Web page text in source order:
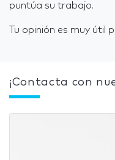
puntúa su trabajo.
Tu opinión es muy útil
¡Contacta con